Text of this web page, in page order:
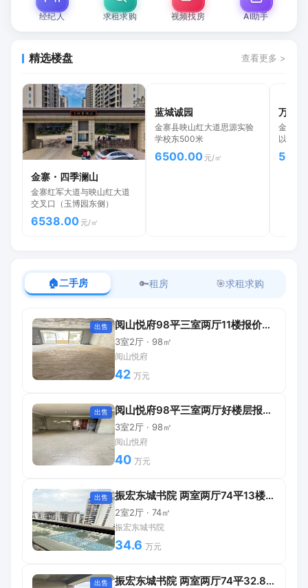
经纪人 求租求购 视频找房 AI助手
精选楼盘 查看更多 >
金寨・四季澜山
金寨红军大道与映山红大道
交叉口（玉博园东侧）
6538.00 元/㎡
蓝城诚园
金寨县映山红大道思源实验
学校东500米
6500.00 元/㎡
万树
金寨现
以西，
🏠二手房 🔑租房 🎯求租求购
出售 阅山悦府98平三室两厅11楼报价42万
3室2厅 · 98㎡
阅山悦府
42 万元
出售 阅山悦府98平三室两厅好楼层报价40万
3室2厅 · 98㎡
阅山悦府
40 万元
出售 振宏东城书院 两室两厅74平13楼报价34.6万包过户
2室2厅 · 74㎡
振宏东城书院
34.6 万元
出售 振宏东城书院 两室两厅74平32.8万包过户